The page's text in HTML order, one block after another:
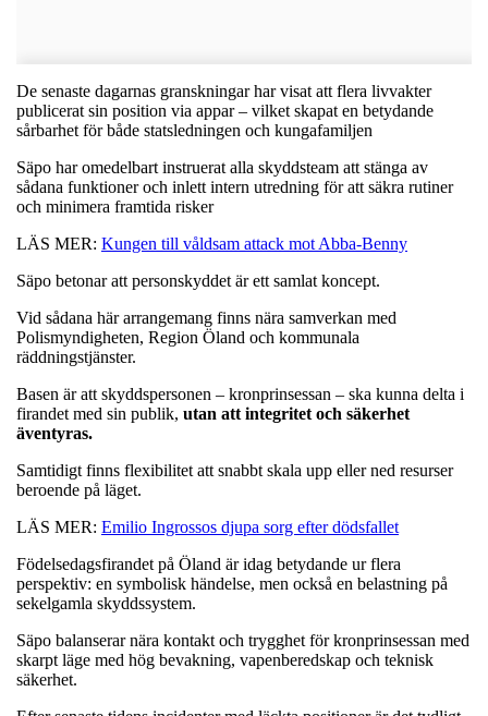
De senaste dagarnas granskningar har visat att flera livvakter
publicerat sin position via appar – vilket skapat en betydande
sårbarhet för både statsledningen och kungafamiljen
Säpo har omedelbart instruerat alla skyddsteam att stänga av
sådana funktioner och inlett intern utredning för att säkra rutiner
och minimera framtida risker
LÄS MER: Kungen till våldsam attack mot Abba-Benny
Säpo betonar att personskyddet är ett samlat koncept.
Vid sådana här arrangemang finns nära samverkan med
Polismyndigheten, Region Öland och kommunala
räddningstjänster.
Basen är att skyddspersonen – kronprinsessan – ska kunna delta i
firandet med sin publik, utan att integritet och säkerhet
äventyras.
Samtidigt finns flexibilitet att snabbt skala upp eller ned resurser
beroende på läget.
LÄS MER: Emilio Ingrossos djupa sorg efter dödsfallet
Födelsedagsfirandet på Öland är idag betydande ur flera
perspektiv: en symbolisk händelse, men också en belastning på
sekelgamla skyddssystem.
Säpo balanserar nära kontakt och trygghet för kronprinsessan med
skarpt läge med hög bevakning, vapenberedskap och teknisk
säkerhet.